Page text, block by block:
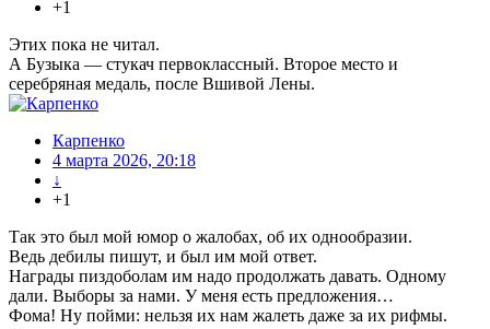
+1
Этих пока не читал.
А Бузыка — стукач первоклассный. Второе место и
серебряная медаль, после Вшивой Лены.
Карпенко
4 марта 2026, 20:18
↓
+1
Так это был мой юмор о жалобах, об их однообразии.
Ведь дебилы пишут, и был им мой ответ.
Награды пиздоболам им надо продолжать давать. Одному
дали. Выборы за нами. У меня есть предложения…
Фома! Ну пойми: нельзя их нам жалеть даже за их рифмы.